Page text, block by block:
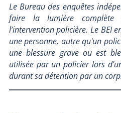
Le Bureau des enquêtes
faire la lumière
l’intervention policière. Le BEI
une personne, autre qu'un
une blessure grave ou est
utilisée par un policier lors
durant sa détention par un